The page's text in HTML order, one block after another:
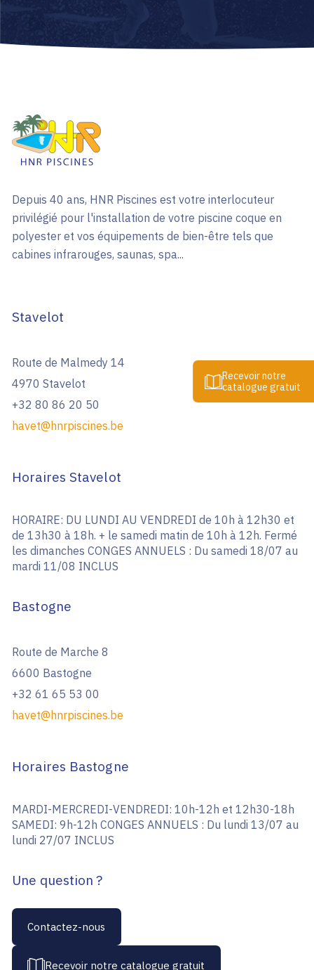
Recevoir notre
catalogue gratuit
Depuis 40 ans, HNR Piscines est votre interlocuteur
privilégié pour l'installation de votre piscine coque en
polyester et vos équipements de bien-être tels que
cabines infrarouges, saunas, spa...
Stavelot
Route de Malmedy 14
4970 Stavelot
+32 80 86 20 50
havet@hnrpiscines.be
Horaires Stavelot
HORAIRE: DU LUNDI AU VENDREDI de 10h à 12h30 et
de 13h30 à 18h. + le samedi matin de 10h à 12h. Fermé
les dimanches CONGES ANNUELS : Du samedi 18/07 au
mardi 11/08 INCLUS
Bastogne
Route de Marche 8
6600 Bastogne
+32 61 65 53 00
havet@hnrpiscines.be
Horaires Bastogne
MARDI-MERCREDI-VENDREDI: 10h-12h et 12h30-18h
SAMEDI: 9h-12h CONGES ANNUELS : Du lundi 13/07 au
lundi 27/07 INCLUS
Une question ?
Contactez-nous
Recevoir notre catalogue gratuit